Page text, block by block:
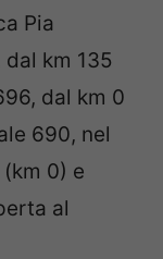
Pia
km 135
dal km 0
690, nel
0) e
al